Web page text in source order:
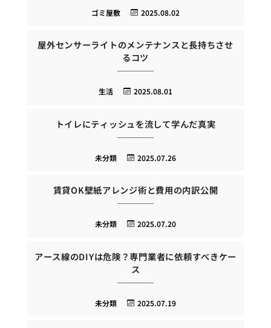
2025.08.02
ゴミ屋敷
屋外センサーライトのメンテナンスと長持ちさせ
るコツ
2025.08.01
生活
トイレにティッシュを流して学んだ真実
2025.07.26
未分類
賃貸OK壁紙アレンジ術と費用の内訳公開
2025.07.20
未分類
アース線のDIYは危険？専門業者に依頼すべきケー
ス
2025.07.19
未分類